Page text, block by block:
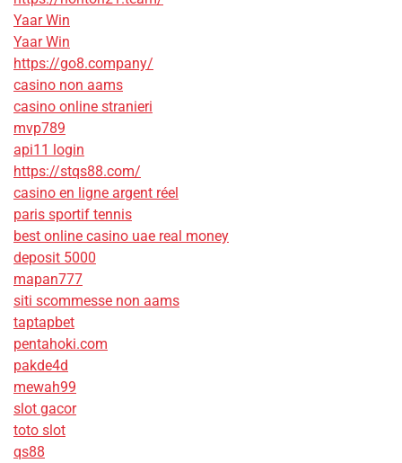
Yaar Win
Yaar Win
https://go8.company/
casino non aams
casino online stranieri
mvp789
api11 login
https://stqs88.com/
casino en ligne argent réel
paris sportif tennis
best online casino uae real money
deposit 5000
mapan777
siti scommesse non aams
taptapbet
pentahoki.com
pakde4d
mewah99
slot gacor
toto slot
qs88